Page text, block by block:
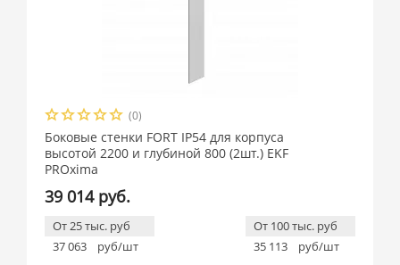
Производитель
EKF ( 42)
(0)
Боковые стенки FORT IP54 для корпуса
высотой 2200 и глубиной 800 (2шт.) EKF
PROxima
39 014 руб.
От 25 тыс. руб
37 063
руб/шт
От 100 тыс. руб
35 113
руб/шт